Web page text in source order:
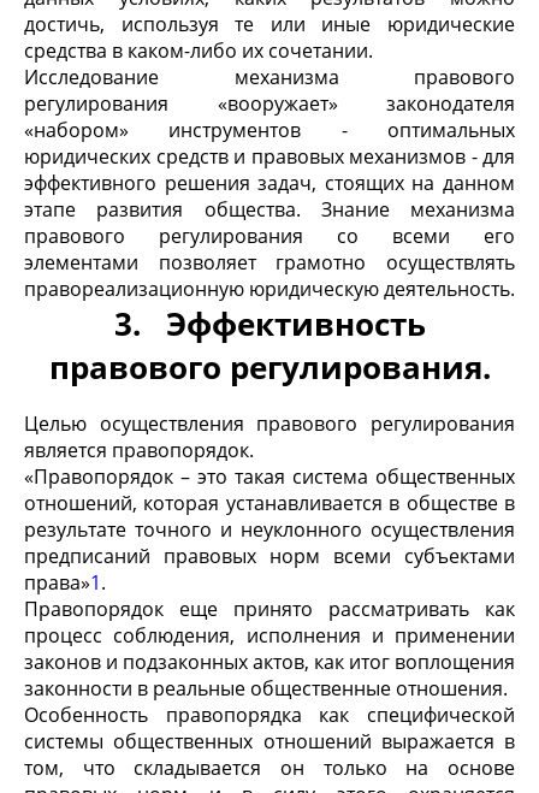
достичь, используя те или иные юридические
средства в каком-либо их сочетании.
Исследование механизма правового
регулирования «вооружает» законодателя
«набором» инструментов - оптимальных
юридических средств и правовых механизмов - для
эффективного решения задач, стоящих на данном
этапе развития общества. Знание механизма
правового регулирования со всеми его
элементами позволяет грамотно осуществлять
правореализационную юридическую деятельность.
3. Эффективность
правового регулирования.
Целью осуществления правового регулирования
является правопорядок.
«Правопорядок – это такая система общественных
отношений, которая устанавливается в обществе в
результате точного и неуклонного осуществления
предписаний правовых норм всеми субъектами
права»1.
Правопорядок еще принято рассматривать как
процесс соблюдения, исполнения и применении
законов и подзаконных актов, как итог воплощения
законности в реальные общественные отношения.
Особенность правопорядка как специфической
системы общественных отношений выражается в
том, что складывается он только на основе